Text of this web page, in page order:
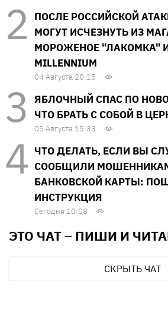
ПОСЛЕ РОССИЙСКОЙ
МОГУТ ИСЧЕЗНУТЬ ИЗ
МОРОЖЕНОЕ "ЛАКОМКА"
MILLENNIUM
04 Августа 20:15
ЯБЛОЧНЫЙ СПАС ПО
ЧТО БРАТЬ С СОБОЙ В
05 Августа 15:33
ЧТО ДЕЛАТЬ, ЕСЛИ ВЫ
СООБЩИЛИ
БАНКОВСКОЙ КАРТЫ:
ИНСТРУКЦИЯ
Сегодня 10:08
ЭТО ЧАТ – ПИШИ И
СКРЫТЬ ЧАТ